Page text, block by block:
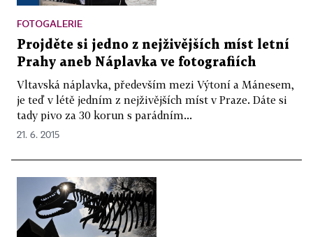
FOTOGALERIE
Projděte si jedno z nejživějších míst letní
Prahy aneb Náplavka ve fotografiích
Vltavská náplavka, především mezi Výtoní a Mánesem,
je teď v létě jedním z nejživějších míst v Praze. Dáte si
tady pivo za 30 korun s parádním...
21. 6. 2015